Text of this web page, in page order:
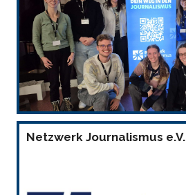
Netzwerk Journalismus e.V.